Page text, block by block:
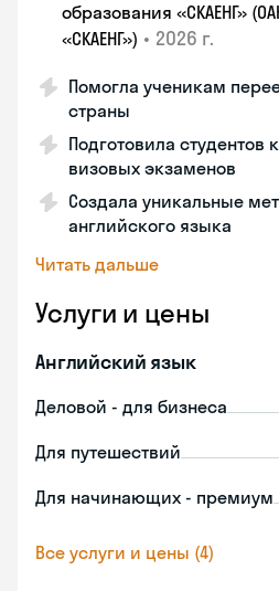
образования «СКАЕНГ»
«СКАЕНГ») • 2026 г.
Помогла ученикам
страны
Подготовила студентов
визовых экзаменов
Создала уникальные
английского языка
Читать дальше
Услуги и цены
Английский язык
Деловой - для бизнеса
Для путешествий
Для начинающих - премиум
Все услуги и цены (4)